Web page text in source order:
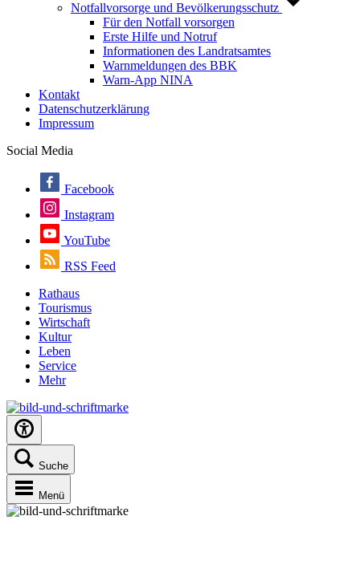
Notfallvorsorge und Bevölkerungsschutz
Für den Notfall vorsorgen
Erste Hilfe und Notruf
Informationen des Landratsamtes
Warnmeldungen des BBK
Warn-App NINA
Kontakt
Datenschutzerklärung
Impressum
Social Media
Facebook
Instagram
YouTube
RSS Feed
Rathaus
Tourismus
Wirtschaft
Kultur
Leben
Service
Mehr
Suche
Menü